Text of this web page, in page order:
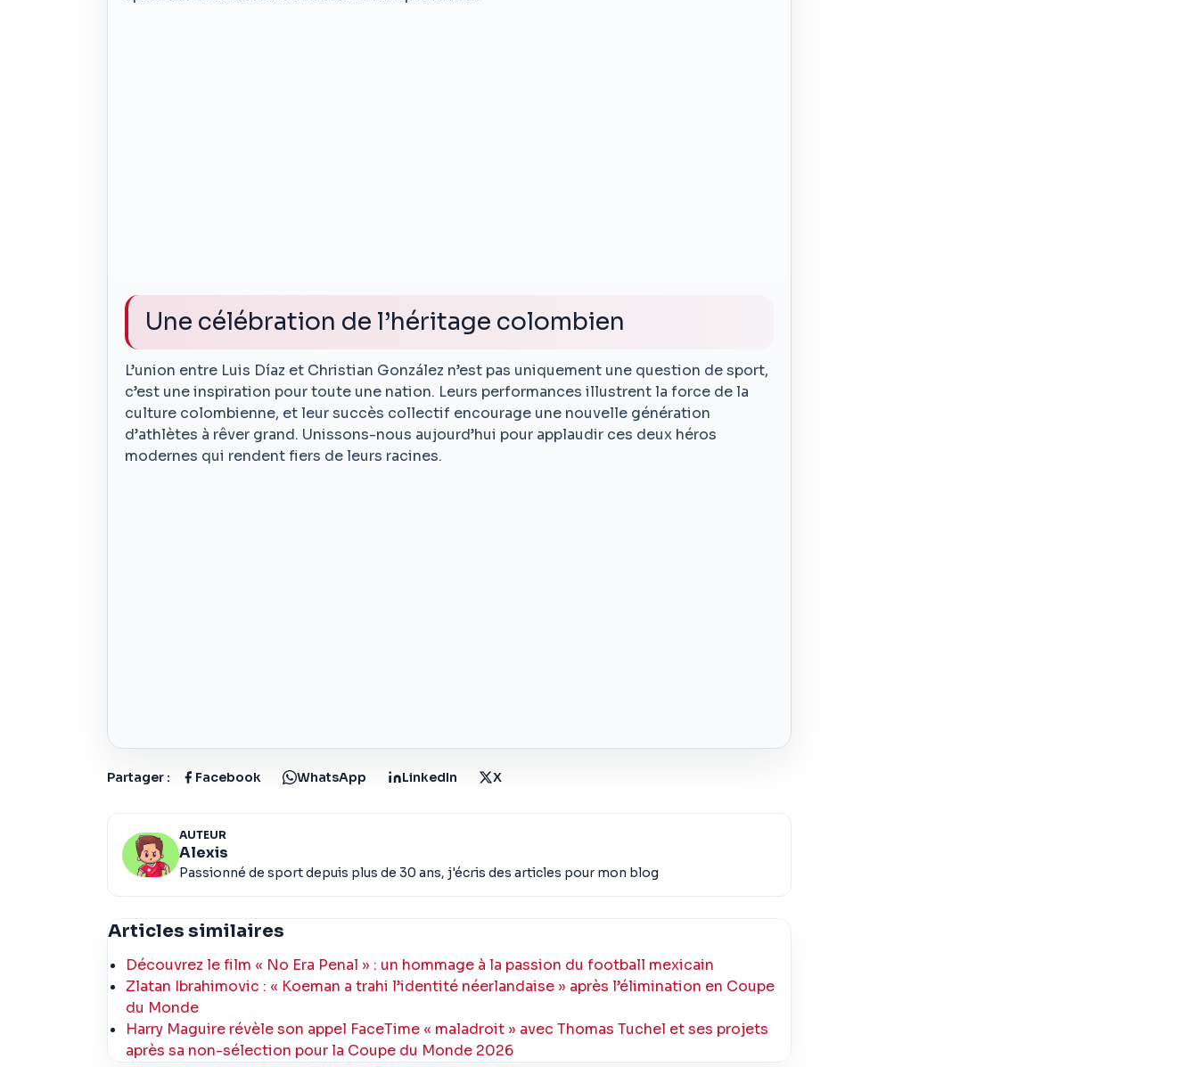
Une célébration de l’héritage colombien
L’union entre Luis Díaz et Christian González n’est pas uniquement une question de sport,
c’est une inspiration pour toute une nation. Leurs performances illustrent la force de la
culture colombienne, et leur succès collectif encourage une nouvelle génération
d’athlètes à rêver grand. Unissons-nous aujourd’hui pour applaudir ces deux héros
modernes qui rendent fiers de leurs racines.
Partager : Facebook WhatsApp LinkedIn X
AUTEUR
Alexis
Passionné de sport depuis plus de 30 ans, j'écris des articles pour mon blog
Articles similaires
Découvrez le film « No Era Penal » : un hommage à la passion du football mexicain
Zlatan Ibrahimovic : « Koeman a trahi l’identité néerlandaise » après l’élimination en Coupe
du Monde
Harry Maguire révèle son appel FaceTime « maladroit » avec Thomas Tuchel et ses projets
après sa non-sélection pour la Coupe du Monde 2026